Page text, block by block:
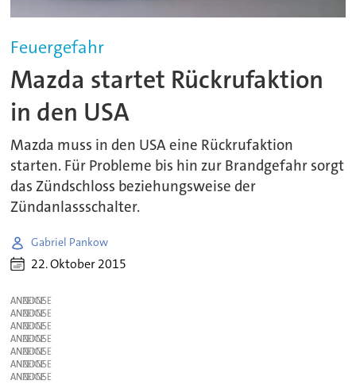
Feuergefahr
Mazda startet Rückrufaktion
in den USA
Mazda muss in den USA eine Rückrufaktion
starten. Für Probleme bis hin zur Brandgefahr sorgt
das Zündschloss beziehungsweise der
Zündanlassschalter.
Gabriel Pankow
22. Oktober 2015
ANZEIGE
ANZEIGE
ANZEIGE
ANZEIGE
ANZEIGE
ANZEIGE
ANZEIGE